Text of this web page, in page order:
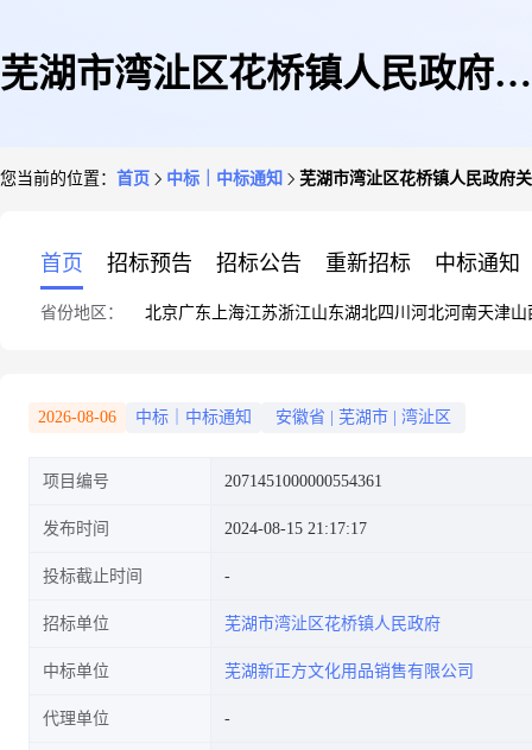
芜湖市湾沚区花桥镇人民政府关
您当前的位置： 首页 中标｜中标通知 芜湖市湾沚区花桥镇人民政府
首页 招标预告 招标公告 重新招标 中标通知
省份地区： 北京广东 上海江苏浙江山东湖北四川 河北河南天津山
2026-08-06 中标｜中标通知 安徽省 芜湖市 湾沚区
项目编号 2071451000000554361
发布时间 2024-08-15 21:17:17
投标截止时间
招标单位 芜湖市湾沚区花桥镇人民政府
中标单位 芜湖新正方文化用品销售有限公司
代理单位